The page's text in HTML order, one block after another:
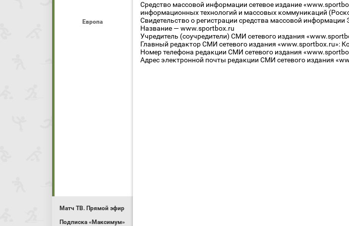
Европа
Матч ТВ. Прямой эфир
Подписка «Максимум»
Средство массовой информации сетевое издание
информационных технологий и массовых коммуникаций
Свидетельство о регистрации средства массовой
Название — www.sportbox.ru
Учредитель (соучредители) СМИ сетевого издания
Главный редактор СМИ сетевого издания «www.sportbox.ru»:
Номер телефона редакции СМИ сетевого издания
Адрес электронной почты редакции СМИ сетевого издания